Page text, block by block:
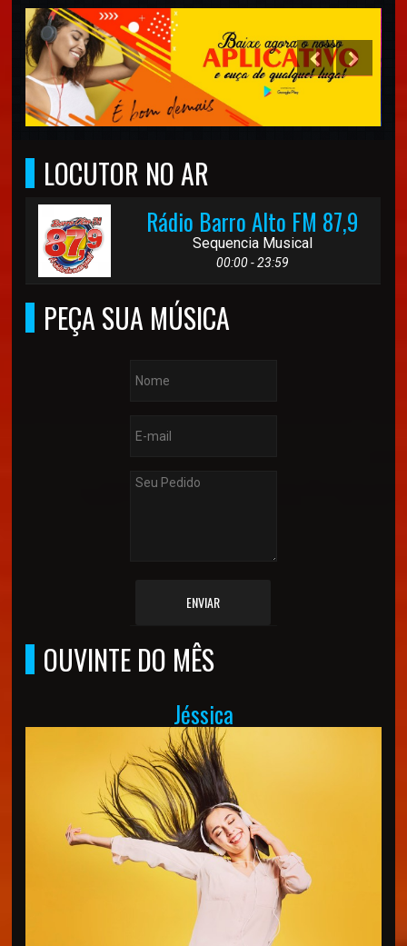
LOCUTOR NO AR
Rádio Barro Alto FM 87,9
Sequencia Musical
00:00 - 23:59
PEÇA SUA MÚSICA
ENVIAR
OUVINTE DO MÊS
Jéssica